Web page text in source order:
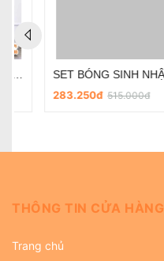
SET BÓNG SINH NHẬT - CHỦ ĐỀ PHI HÀNH GIA SD-R030
283.250đ515.000đ
THÔNG TIN CỬA HÀNG
Trang chủ